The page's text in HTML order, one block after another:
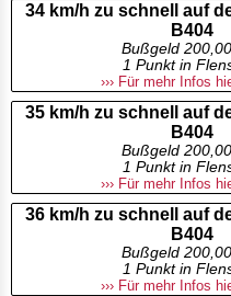
34 km/h zu schnell auf
B404
Bußgeld
1 Punkt in
››› Für mehr Infos
35 km/h zu schnell auf
B404
Bußgeld
1 Punkt in
››› Für mehr Infos
36 km/h zu schnell auf
B404
Bußgeld
1 Punkt in
››› Für mehr Infos